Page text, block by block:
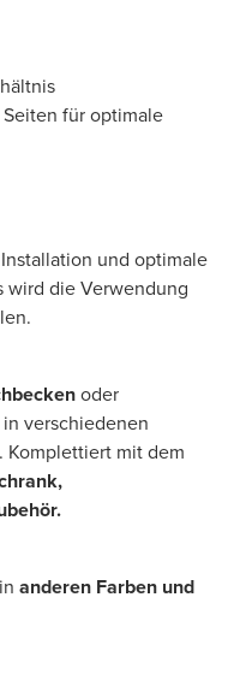
für optimale
und optimale
wird die Verwendung
oder
verschiedenen
Komplettiert mit dem
anderen Farben und